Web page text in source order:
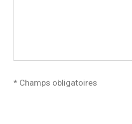
* Champs obligatoires